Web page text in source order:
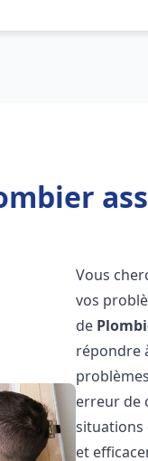
Vous
vos
de
répondre
erreur de
situations
et